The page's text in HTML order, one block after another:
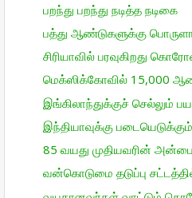
பறந்து பறந்து நடித்த நடிகை
பத்து ஆண்டுகளுக்கு
சிரியாவில் பரவுகிறது
மெக்ஸிக்கோவில் 15,000
இங்கிலாந்துக்குச் செல்லும்
இந்தியாவுக்கு
85 வயது முதியவரின்
வன்கொடுமை தடுப்பு